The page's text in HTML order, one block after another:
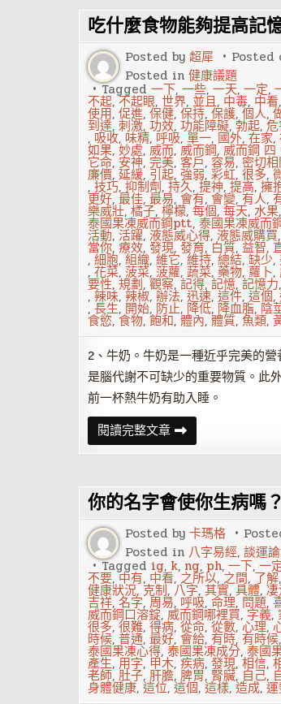
愛
放
假
法
創
激
情
吃什麼食物能夠提高記
Posted by 超犀 Posted
Posted in 健康議題
Tagged 一下, 一些, 一天, 一定,
不起,不起眼, 世界, 並且, 中毒, 中看,
使用, 促進,保健,保持, 保護,個人,
到達, 刺激, 功效, 功能障礙,勃起,
, 吸收,味精,呼吸,單一, 國外,在家,
如果,妙處,威而,威而鋼,威而鋼
它命, 安神, 完美, 客戶,容易,密切
廉價, 延緩, 引起, 強弱, 彩虹, 很多,
,技巧, 抑制劑, 持久,提神, 提高,擁
更好,最佳,最易,會有,會變,有人,
樂威壯,橘子,檸檬,每個,每天,水果
泰國果凍威而鋼ptt, 泰國果凍威而
活動,活躍,液態威心得,液態威購買
當你, 療效, 發現,發育,白質,益智,
,細胞,組織,維它,維持,總結, 缺少,
, 花菜, 菠菜, 菠蘿, 蔬菜, 藥物, 蘿卜,
要性,規劃,觀察, 記得,記憶,記憶力
,辣味,辣椒,辦法, 迅速, 這件, 這個,
, 長生, 開始, 防止, 降低, 降血脂,陰
食慾, 食物,飽和, 體內,體質, 魚類,
2、牛奶。牛奶是一種近乎完美的
是腦代謝不可缺少的重要物質。此
前一杯熱牛奶有助入睡。
閱讀完整文章吃
什
麼
能
夠
提
高
記
憶
力
你的名字會使你生病嗎？
Posted by 卡瑪格
Posted in 八字易經, 談運
Tagged ig, k, ng, ph, 一下, 一
不要,中有, 中看,之所以,之間,了解
健康狀況,克制,八字,其實,具體,
吉祥,名字,周易, 呼吸, 命理, 問題,
威而鋼口溶錠,威而鋼哪裡買,字義,
很多,很難,得病,從命,從數,心理,
時候, 普通, 最好, 會給, 有時, 有時候,
泰國果凍心得, 泰國果凍成分,泰國
產生,用字, 甲木,疾病,發現,相信,
老師, 肚子, 肝膽, 脾胃, 腎臟, 自己,
身體健康, 這位,這個,這樣,造成,